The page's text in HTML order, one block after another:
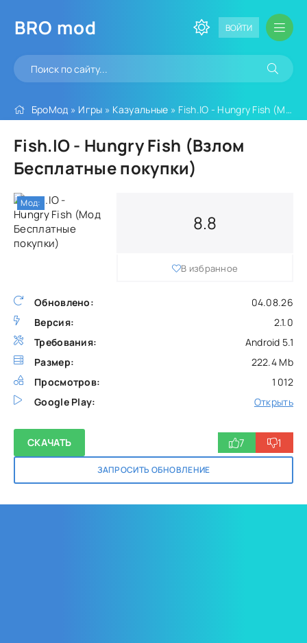
BRO mod ВОЙТИ
БроМод » Игры » Казуальные » Fish.IO - Hungry Fish (Мод Бесплатные покупки)
Fish.IO - Hungry Fish (Взлом
Бесплатные покупки)
Обновлено:
04.08.26
Версия:
2.1.0
Требования:
Android 5.1
Размер:
222.4 Mb
Просмотров:
1 012
Google Play:
Открыть
8.8
В избранное
СКАЧАТЬ
ЗАПРОСИТЬ ОБНОВЛЕНИЕ
7 1
Мод: